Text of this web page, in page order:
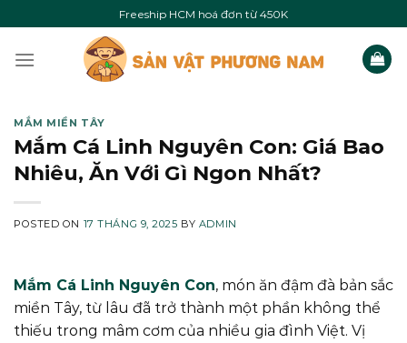
to
content
Freeship HCM hoá đơn từ 450K
MẮM MIỀN TÂY
Mắm Cá Linh Nguyên Con: Giá Bao
Nhiêu, Ăn Với Gì Ngon Nhất?
POSTED ON 17 THÁNG 9, 2025 BY ADMIN
Mắm Cá Linh Nguyên Con, món ăn đậm đà bản sắc
miền Tây, từ lâu đã trở thành một phần không thể
thiếu trong mâm cơm của nhiều gia đình Việt. Vị